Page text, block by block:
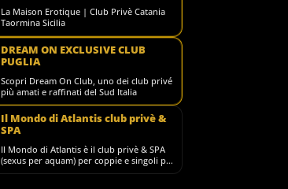
La Maison Erotique | Club Privè Catania
Taormina Sicilia
DREAM ON EXCLUSIVE CLUB
PUGLIA
Scopri Dream On Club, uno dei club privé
più amati e raffinati del Sud Italia
Il Mondo di Atlantis club privè &
SPA
Il Mondo di Atlantis è il club privè & SPA
(sexus per aquam) per coppie e singoli più
grande d'Italia, noto in tutto il m